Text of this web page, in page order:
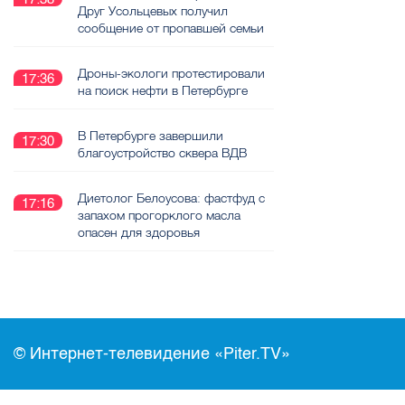
Друг Усольцевых получил
сообщение от пропавшей семьи
17:36
Дроны-экологи протестировали
на поиск нефти в Петербурге
17:30
В Петербурге завершили
благоустройство сквера ВДВ
17:16
Диетолог Белоусова: фастфуд с
запахом прогорклого масла
опасен для здоровья
© Интернет-телевидение «Piter.TV»